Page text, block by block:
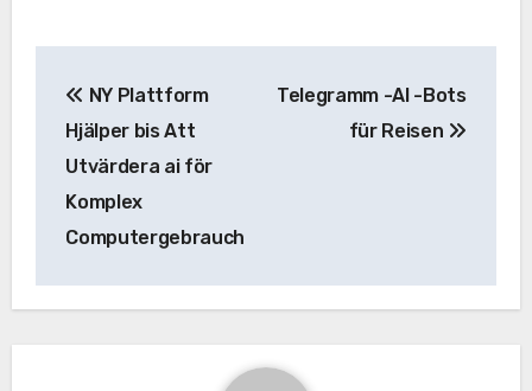
Navigation
NY Plattform
Hjälper bis Att
Utvärdera ai för
Komplex
Computergebrauch
Telegramm -AI -Bots
für Reisen